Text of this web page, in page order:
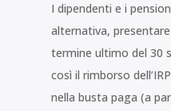
I dipendenti e i
alternativa,
termine ultimo del 30
così il rimborso
nella busta paga (a